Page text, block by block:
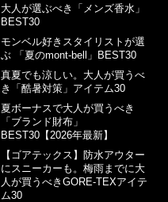
大人が選ぶべき「メンズ香水」
BEST30
モンベル好きスタイリストが選
ぶ 「夏のmont-bell」BEST30
真夏でも涼しい。大人が買うべ
き「酷暑対策」アイテム30
夏ボーナスで大人が買うべき
「ブランド財布」
BEST30【2026年最新】
【ゴアテックス】防水アウター
にスニーカーも。梅雨までに大
人が買うべきGORE-TEXアイテ
ム30